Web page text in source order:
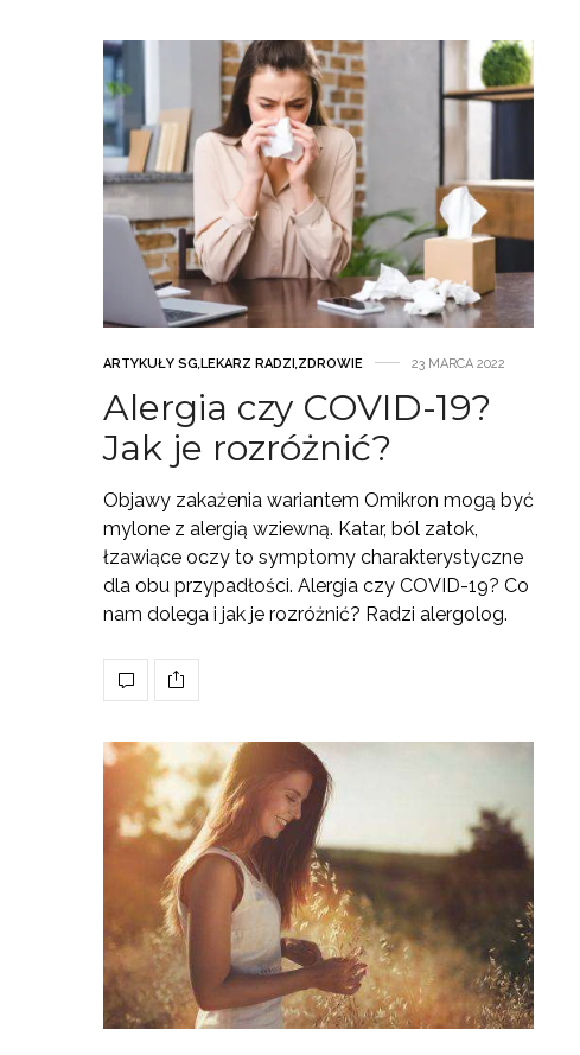
ARTYKUŁY SG,LEKARZ RADZI,ZDROWIE 23 MARCA 2022
Alergia czy COVID-19?
Jak je rozróżnić?
Objawy zakażenia wariantem Omikron mogą być
mylone z alergią wziewną. Katar, ból zatok,
łzawiące oczy to symptomy charakterystyczne
dla obu przypadłości. Alergia czy COVID-19? Co
nam dolega i jak je rozróżnić? Radzi alergolog.